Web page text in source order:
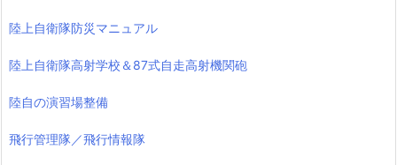
陸上自衛隊防災マニュアル
陸上自衛隊高射学校＆87式自走高射機関砲
陸自の演習場整備
飛行管理隊／飛行情報隊